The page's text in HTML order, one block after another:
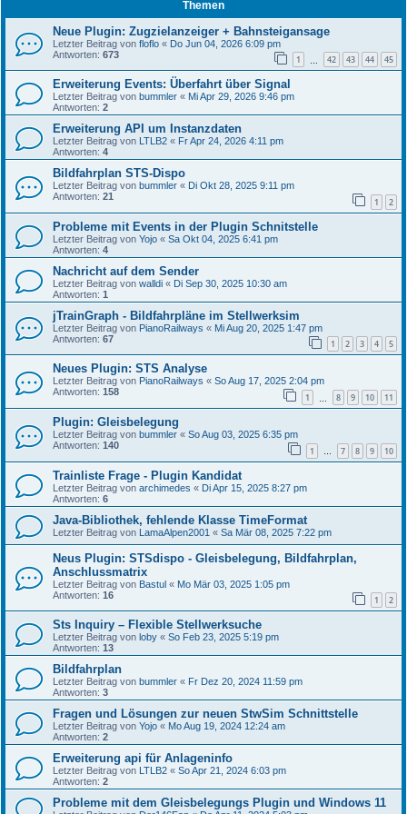
Themen
Neue Plugin: Zugzielanzeiger + Bahnsteigansage
Letzter Beitrag von floflo « Do Jun 04, 2026 6:09 pm
Antworten: 673 1 42 43 44 45
Erweiterung Events: Überfahrt über Signal
Letzter Beitrag von bummler « Mi Apr 29, 2026 9:46 pm
Antworten: 2
Erweiterung API um Instanzdaten
Letzter Beitrag von LTLB2 « Fr Apr 24, 2026 4:11 pm
Antworten: 4
Bildfahrplan STS-Dispo
Letzter Beitrag von bummler « Di Okt 28, 2025 9:11 pm
Antworten: 21 1 2
Probleme mit Events in der Plugin Schnitstelle
Letzter Beitrag von Yojo « Sa Okt 04, 2025 6:41 pm
Antworten: 4
Nachricht auf dem Sender
Letzter Beitrag von walldi « Di Sep 30, 2025 10:30 am
Antworten: 1
jTrainGraph - Bildfahrpläne im Stellwerksim
Letzter Beitrag von PianoRailways « Mi Aug 20, 2025 1:47 pm
Antworten: 67 1 2 3 4 5
Neues Plugin: STS Analyse
Letzter Beitrag von PianoRailways « So Aug 17, 2025 2:04 pm
Antworten: 158 1 8 9 10 11
Plugin: Gleisbelegung
Letzter Beitrag von bummler « So Aug 03, 2025 6:35 pm
Antworten: 140 1 … 7 8 9 10
Trainliste Frage - Plugin Kandidat
Letzter Beitrag von archimedes « Di Apr 15, 2025 8:27 pm
Antworten: 6
Java-Bibliothek, fehlende Klasse TimeFormat
Letzter Beitrag von LamaAlpen2001 « Sa Mär 08, 2025 7:22 pm
Neus Plugin: STSdispo - Gleisbelegung, Bildfahrplan,
Anschlussmatrix
Letzter Beitrag von Bastul « Mo Mär 03, 2025 1:05 pm
Antworten: 16 1 2
Sts Inquiry – Flexible Stellwerksuche
Letzter Beitrag von loby « So Feb 23, 2025 5:19 pm
Antworten: 13
Bildfahrplan
Letzter Beitrag von bummler « Fr Dez 20, 2024 11:59 pm
Antworten: 3
Fragen und Lösungen zur neuen StwSim Schnittstelle
Letzter Beitrag von Yojo « Mo Aug 19, 2024 12:24 am
Antworten: 2
Erweiterung api für Anlageninfo
Letzter Beitrag von LTLB2 « So Apr 21, 2024 6:03 pm
Antworten: 2
Probleme mit dem Gleisbelegungs Plugin und Windows 11